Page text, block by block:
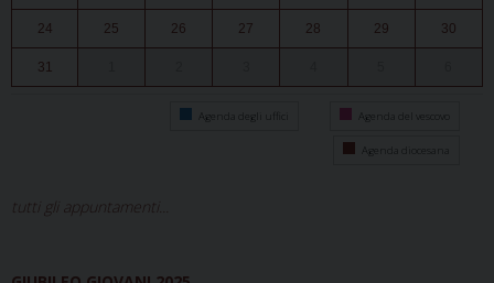
24 25 26 27 28 29 30
31
Agenda degli uffici Agenda del vescovo
Agenda diocesana
tutti gli appuntamenti...